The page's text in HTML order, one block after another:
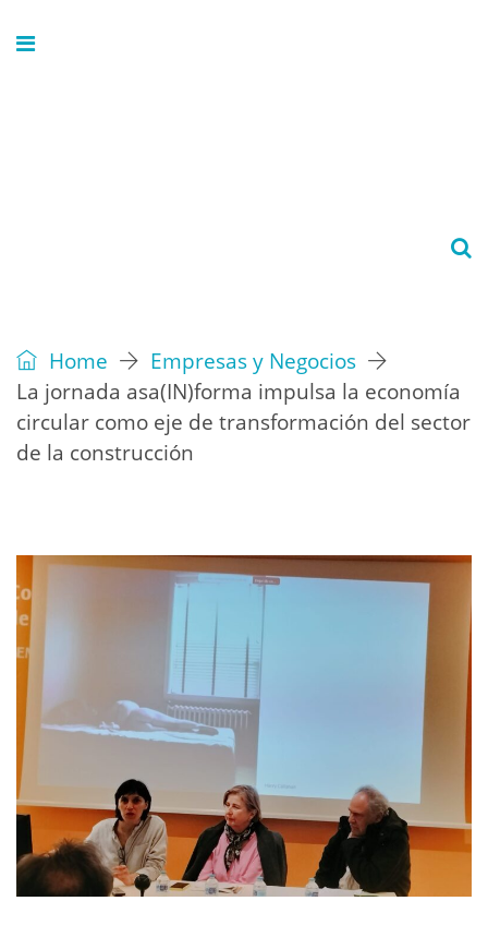
Home
Empresas y Negocios
La jornada asa(IN)forma impulsa la economía
circular como eje de transformación del sector
de la construcción